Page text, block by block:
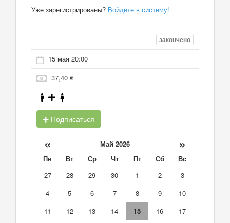
Уже зарегистрированы? Войдите в систему!
закончено
15 мая 20:00
37,40 €
Подписаться
« Май 2026 »
Пн Вт Ср Чт Пт Сб
Вс
27
28 29 30 1 2
3
4
5 6 7 8 9
10
11
12 13 14 15 16
17